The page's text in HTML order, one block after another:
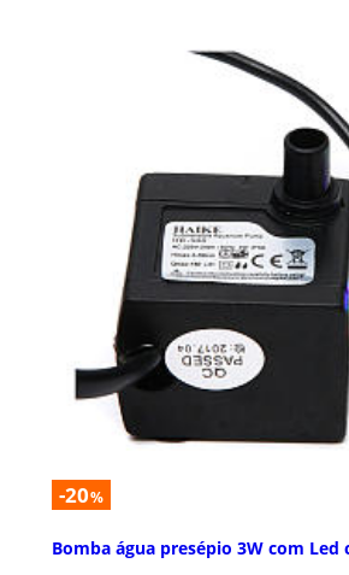
-20%
Bomba água presépio 3W com Led